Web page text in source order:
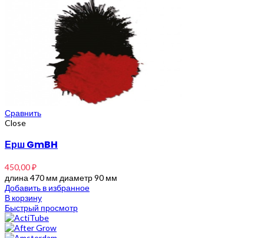
Сравнить
Close
Ерш GmBH
450,00₽
длина 470 мм диаметр 90 мм
Добавить в избранное
В корзину
Быстрый просмотр